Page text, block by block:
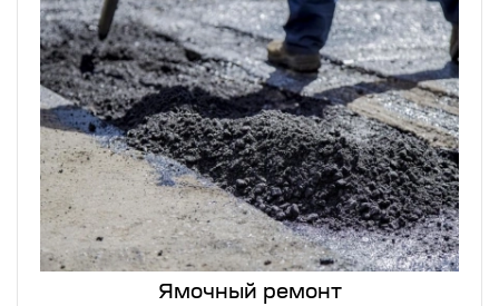
Ямочный ремонт